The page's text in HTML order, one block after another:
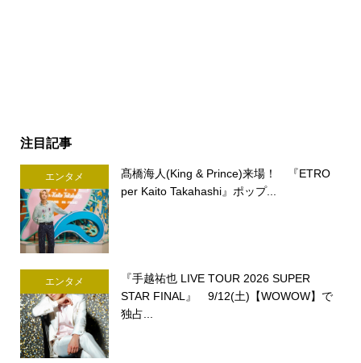
注目記事
エンタメ
髙橋海人(King & Prince)来場！ 『ETRO
per Kaito Takahashi』ポップ...
エンタメ
『手越祐也 LIVE TOUR 2026 SUPER
STAR FINAL』 9/12(土)【WOWOW】で
独占...